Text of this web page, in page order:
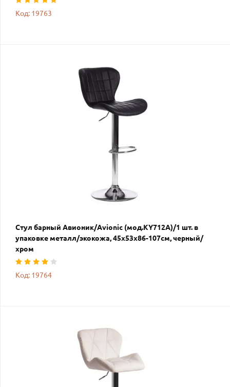
Код: 19763
Стул барный Авионик/Avionic (мод.KY712A)/1 шт. в
упаковке металл/экокожа, 45х53х86-107см, черный/
хром
Код: 19764